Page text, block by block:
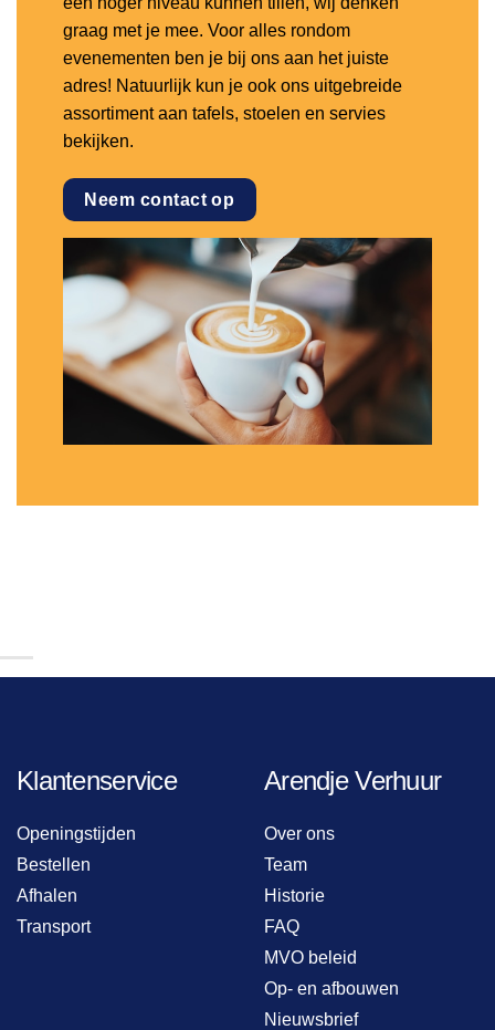
graag met je mee. Voor alles rondom
evenementen ben je bij ons aan het juiste
adres! Natuurlijk kun je ook ons uitgebreide
assortiment aan tafels, stoelen en servies
bekijken.
Neem contact op
Klantenservice
Openingstijden
Bestellen
Afhalen
Transport
Arendje Verhuur
Over ons
Team
Historie
FAQ
MVO beleid
Op- en afbouwen
Nieuwsbrief